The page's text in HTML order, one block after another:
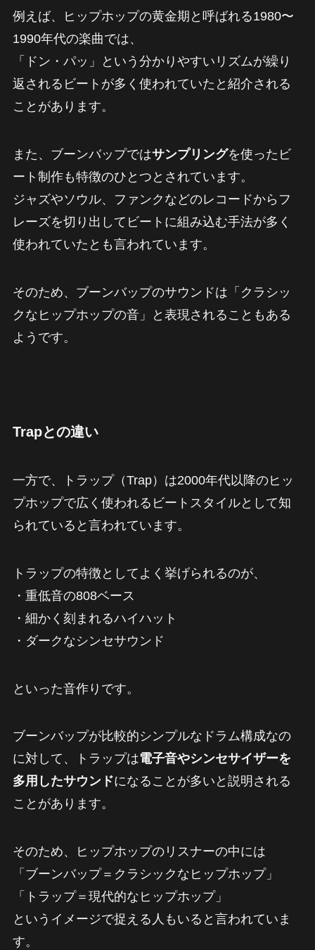
例えば、ヒップホップの黄金期と呼ばれる1980〜
1990年代の楽曲では、
「ドン・パッ」という分かりやすいリズムが繰り
返されるビートが多く使われていたと紹介される
ことがあります。
また、ブーンバップではサンプリングを使ったビ
ート制作も特徴のひとつとされています。
ジャズやソウル、ファンクなどのレコードからフ
レーズを切り出してビートに組み込む手法が多く
使われていたとも言われています。
そのため、ブーンバップのサウンドは「クラシッ
クなヒップホップの音」と表現されることもある
ようです。
Trapとの違い
一方で、トラップ（Trap）は2000年代以降のヒッ
プホップで広く使われるビートスタイルとして知
られていると言われています。
トラップの特徴としてよく挙げられるのが、
・重低音の808ベース
・細かく刻まれるハイハット
・ダークなシンセサウンド
といった音作りです。
ブーンバップが比較的シンプルなドラム構成なの
に対して、トラップは電子音やシンセサイザーを
多用したサウンドになることが多いと説明される
ことがあります。
そのため、ヒップホップのリスナーの中には
「ブーンバップ＝クラシックなヒップホップ」
「トラップ＝現代的なヒップホップ」
というイメージで捉える人もいると言われていま
す。